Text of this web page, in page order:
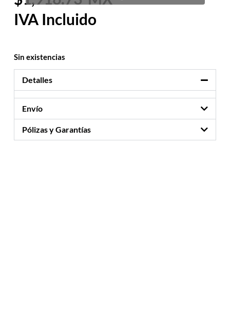
Sin existencias
Detalles
Envío
Pólizas y Garantías